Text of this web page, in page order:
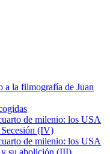
a la filmografía de Juan
de milenio: los USA
(IV)
de milenio: los USA